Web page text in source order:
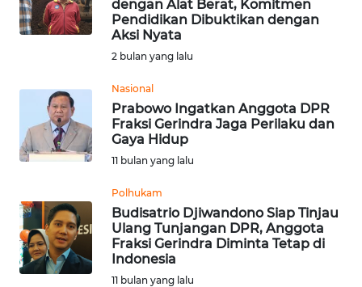
dengan Alat Berat, Komitmen
Pendidikan Dibuktikan dengan
Aksi Nyata
2 bulan yang lalu
Nasional
Prabowo Ingatkan Anggota DPR
Fraksi Gerindra Jaga Perilaku dan
Gaya Hidup
11 bulan yang lalu
Polhukam
Budisatrio Djiwandono Siap Tinjau
Ulang Tunjangan DPR, Anggota
Fraksi Gerindra Diminta Tetap di
Indonesia
11 bulan yang lalu
OPINI
INDEKS
BERITA
KONTAK
INFO
IKLAN